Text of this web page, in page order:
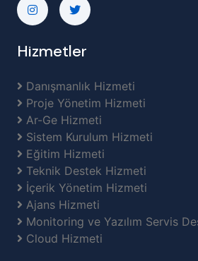
Hizmetler
Danışmanlık Hizmeti
Proje Yönetim Hizmeti
Ar-Ge Hizmeti
Sistem Kurulum Hizmeti
Eğitim Hizmeti
Teknik Destek Hizmeti
İçerik Yönetim Hizmeti
Ajans Hizmeti
Monitoring ve Yazılım Servis
Cloud Hizmeti